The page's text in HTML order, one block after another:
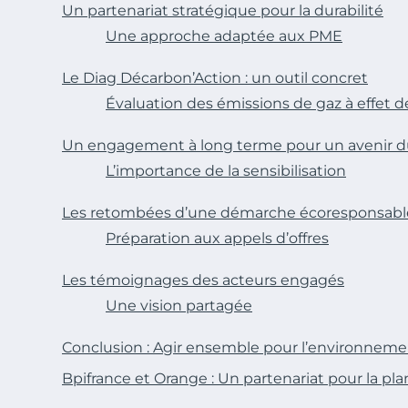
Un partenariat stratégique pour la durabilité
Une approche adaptée aux PME
Le Diag Décarbon’Action : un outil concret
Évaluation des émissions de gaz à effet
Un engagement à long terme pour un avenir
L’importance de la sensibilisation
Les retombées d’une démarche
Préparation aux appels d’offres
Les témoignages des acteurs engagés
Une vision partagée
Conclusion : Agir ensemble pour
Bpifrance et Orange : Un partenariat pour la